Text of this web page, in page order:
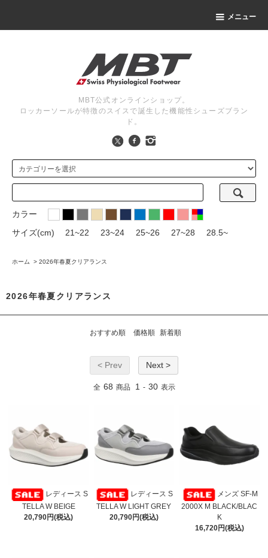
メニュー
MBT公式オンラインショップ。
ロッカーソールが特徴のスイスで誕生した機能性シューズブラン
ド。
カラー
サイズ(cm)
21~22 23~24 25~26 27~28 28.5~
ホーム > 2026年春夏クリアランス
2026年春夏クリアランス
おすすめ順 価格順 新着順
< Prev Next >
全 68 商品 1 - 30 表示
レディース S
TELLA W BEIGE
20,790円(税込)
レディース S
TELLA W LIGHT GREY
20,790円(税込)
メンズ SF-M
2000X M BLACK/BLAC
K
16,720円(税込)